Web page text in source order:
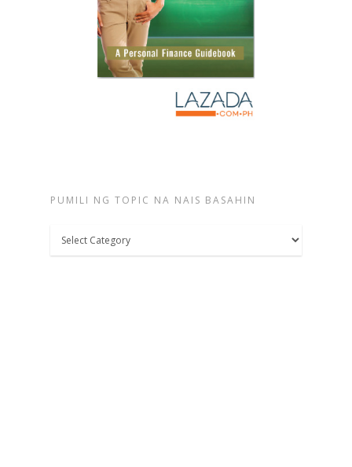
PUMILI NG TOPIC NA NAIS BASAHIN
Pumili
ng